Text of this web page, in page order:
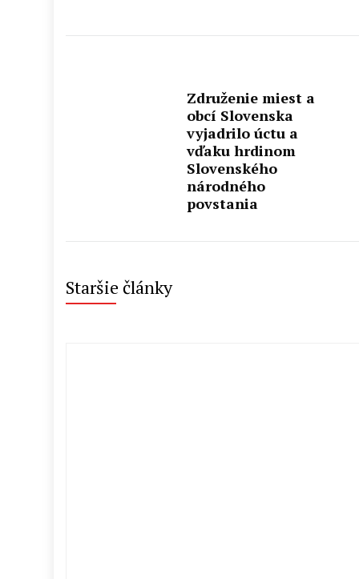
Združenie miest a
obcí Slovenska
vyjadrilo úctu a
vďaku hrdinom
Slovenského
národného
povstania
Staršie články